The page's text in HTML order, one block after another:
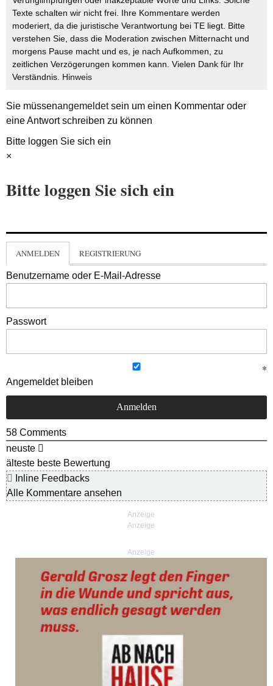
Texte schalten wir nicht frei. Ihre Kommentare werden
moderiert, da die juristische Verantwortung bei TE liegt. Bitte
verstehen Sie, dass die Moderation zwischen Mitternacht und
morgens Pause macht und es, je nach Aufkommen, zu
zeitlichen Verzögerungen kommen kann. Vielen Dank für Ihr
Verständnis. Hinweis
Sie müssenangemeldetsein um einen Kommentar oder
eine Antwort schreiben zu können
Bitte loggen Sie sich ein
×
Bitte loggen Sie sich ein
ANMELDEN REGISTRIERUNG
Benutzername oder E-Mail-Adresse
Passwort
Angemeldet bleiben
58 Comments
neuste
älteste beste Bewertung
Inline Feedbacks
Alle Kommentare ansehen
Anzeige